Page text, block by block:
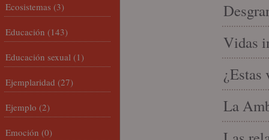
Vidas
¿Estas
La
Ecosistemas (3)
Educación (143)
Educación sexual (1)
Ejemplaridad (27)
Ejemplo (2)
Emoción (0)